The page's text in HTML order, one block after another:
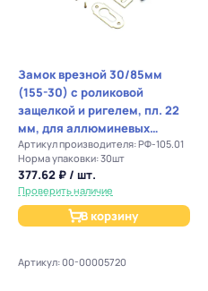
Замок врезной 30/85мм
(155-30) с роликовой
защелкой и ригелем, пл. 22
мм, для аллюминевых
дверей
Артикул производителя: РФ-105.01
Норма упаковки: 30шт
377.62 ₽ / шт.
Проверить наличие
В корзину
Артикул: 00-00005720